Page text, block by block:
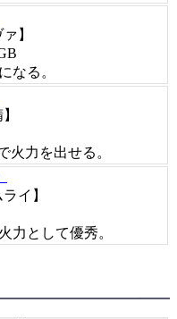
】
なる。
火力を出せる。
イ】
力として優秀。